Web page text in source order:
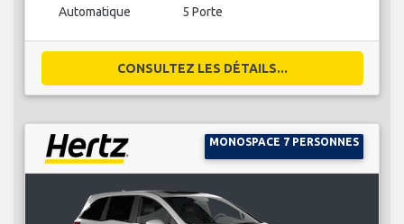
Automatique 5 Porte
CONSULTEZ LES DÉTAILS...
MONOSPACE 7 PERSONNES